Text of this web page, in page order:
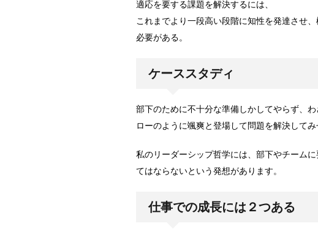
適応を要する課題を解決するには、
これまでより一段高い段階に知性を発達させ
必要がある。
ケーススタディ
部下のために不十分な準備しかしてやらず、
ローのように颯爽と登場して問題を解決してみ
私のリーダーシップ哲学には、部下やチーム
てはならないという発想があります。
仕事での成長には２つある